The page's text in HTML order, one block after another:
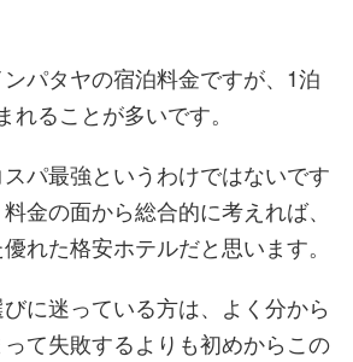
パタヤの宿泊料金ですが、1泊
ることが多いです。
パ最強というわけではないです
金の面から総合的に考えれば、
れた格安ホテルだと思います。
に迷っている方は、よく分から
て失敗するよりも初めからこの